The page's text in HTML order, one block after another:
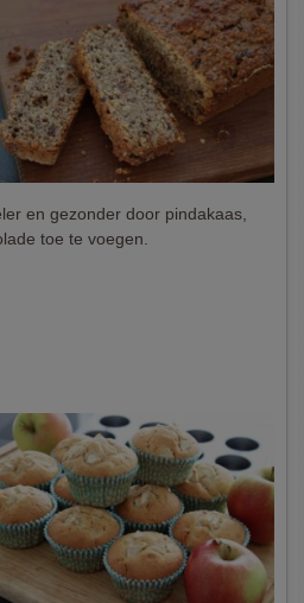
en gezonder door pindakaas,
toe te voegen.